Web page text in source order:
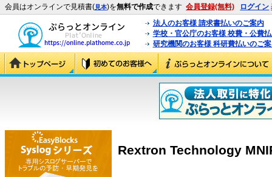
会員はオンラインで見積書(見本)を無料で作成できます 会員登録(無料) ログイン
法人のお客様 請求書払いのご案内
学校・官公庁のお客様 校費・公費
研究機関のお客様 科研費払いのご
Rextron Technology